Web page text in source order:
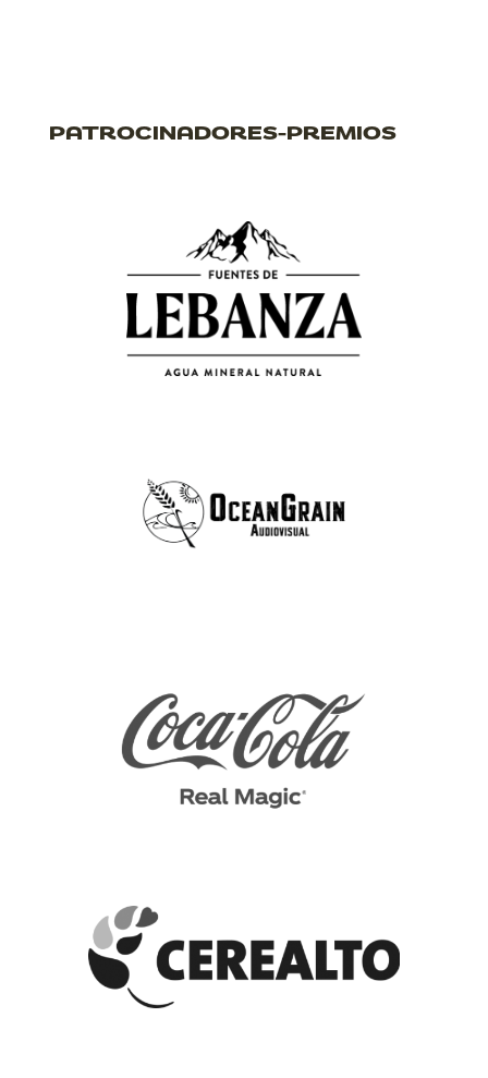
PATROCINADORES-PREMIOS